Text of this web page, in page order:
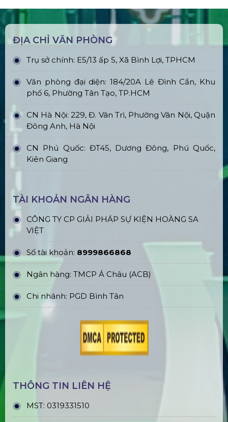
ĐỊA CHỈ VĂN PHÒNG
Trụ sở chính: E5/13 ấp 5, Xã Bình Lợi, TPHCM
Văn phòng đại diện: 184/20A Lê Đình Cẩn, Khu
phố 6, Phường Tân Tạo, TP.HCM
CN Hà Nội: 229, Đ. Vân Trì, Phường Vân Nội, Quận
Đông Anh, Hà Nội
CN Phú Quốc: ĐT45, Dương Đông, Phú Quốc,
Kiên Giang
TÀI KHOẢN NGÂN HÀNG
CÔNG TY CP GIẢI PHÁP SỰ KIỆN HOÀNG SA
VIỆT
Số tài khoản: 8999866868
Ngân hàng: TMCP Á Châu (ACB)
Chi nhánh: PGD Bình Tân
THÔNG TIN LIÊN HỆ
MST: 0319331510